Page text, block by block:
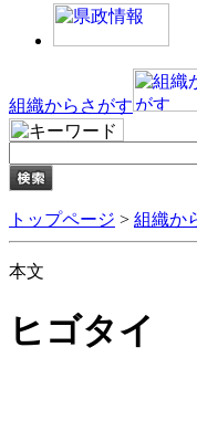
組織からさがす
トップページ > 組織か
本文
ヒゴタイ